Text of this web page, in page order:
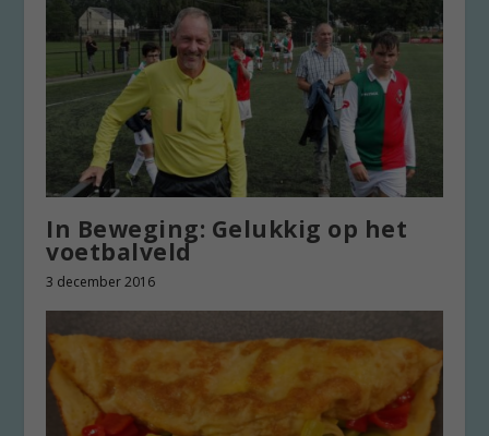
In Beweging: Gelukkig op het
voetbalveld
3 december 2016